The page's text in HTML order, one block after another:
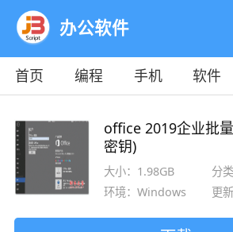
办公软件
首页 编程 手机 软件
office 2019企业批
密钥)
大小：1.98GB 分
环境：Windows
更